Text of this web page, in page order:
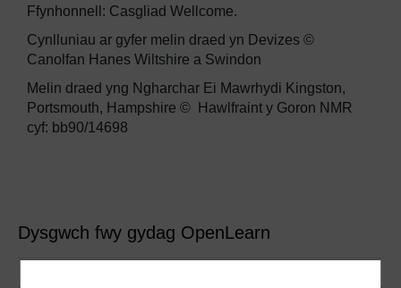
Ffynhonnell: Casgliad Wellcome.
Cynlluniau ar gyfer melin draed yn Devizes ©
Canolfan Hanes Wiltshire a Swindon
Melin draed yng Ngharchar Ei Mawrhydi Kingston,
Portsmouth, Hampshire © Hawlfraint y Goron NMR
cyf: bb90/14698
Dysgwch fwy gydag OpenLearn